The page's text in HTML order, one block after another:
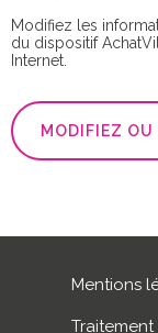
Modifiez les
du dispositif
Internet.
MODIFIEZ
Mentions